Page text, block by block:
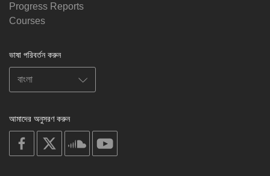
Progress Reports
Courses
ভাষা পরিবর্তন করুন
আমাদের অনুসরণ করুন
on
facebook
soundcloud